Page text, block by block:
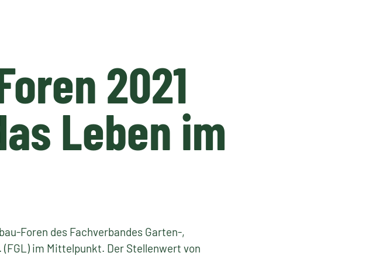
2021
Leben im
Foren des Fachverbandes Garten-,
im Mittelpunkt. Der Stellenwert von